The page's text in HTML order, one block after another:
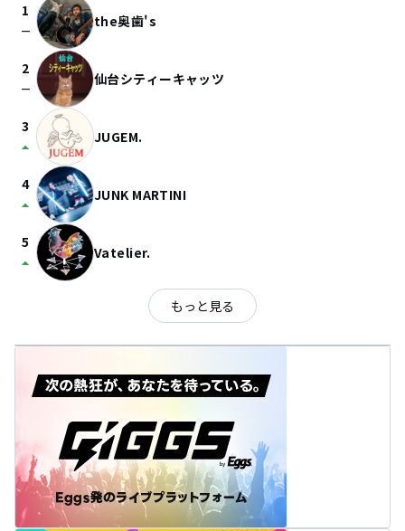
1
check_indeterminate_small the奥歯's
2
check_indeterminate_small 仙台シティーキャッツ
3
arrow_drop_up JUGEM.
4
arrow_drop_up JUNK MARTINI
5
arrow_drop_up Vatelier.
もっと見る